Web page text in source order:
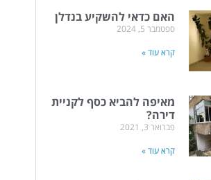
האם כדאי להשקיע בנדלן
ספטמבר 5, 2024
קרא עוד »
מאיפה להביא כסף לקניית
דירה?
פברואר 3, 2021
קרא עוד »